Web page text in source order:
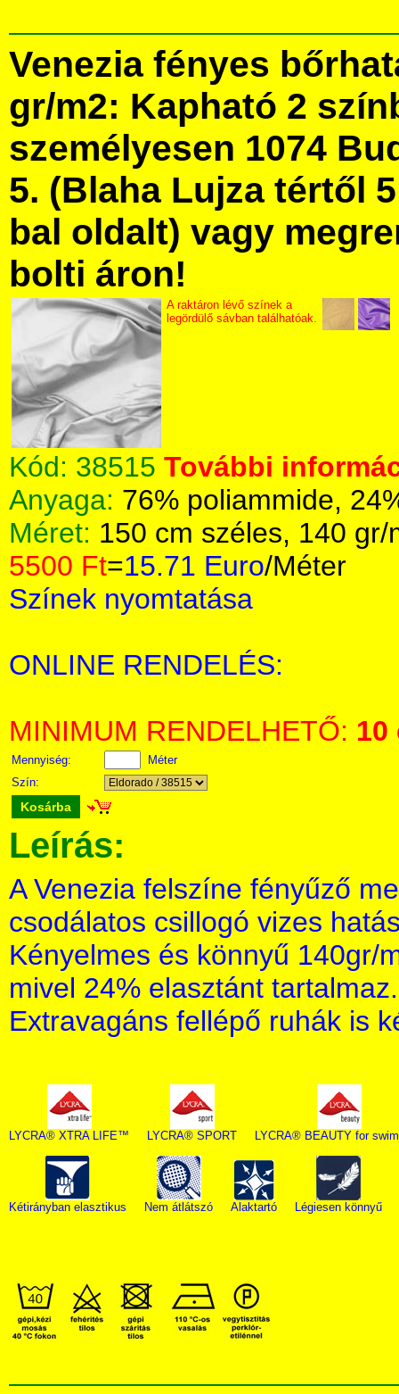
Venezia fényes
gr/m2: Kapható 2
személyesen 1074
5. (Blaha Lujza tértől
bal oldalt) vagy
bolti áron!
A raktáron lévő színek a
legördülő sávban találhatóak.
Kód: 38515 További
Anyaga: 76% poliammide,
Méret: 150 cm széles, 140 gr/
5500 Ft=15.71 Euro/Méter
Színek nyomtatása
ONLINE RENDELÉS:
MINIMUM RENDELHETŐ: 10
Mennyiség:
Méter
Szín:
Kosárba
Leírás:
A Venezia felszíne fényűző
csodálatos csillogó vizes
Kényelmes és könnyű 140gr/
mivel 24% elasztánt tartalmaz.
Extravagáns fellépő ruhák is
LYCRA® XTRA LIFE™ LYCRA® SPORT LYCRA® BEAUTY for
Kétirányban elasztikus Nem átlátszó Alaktartó Légiesen könnyű